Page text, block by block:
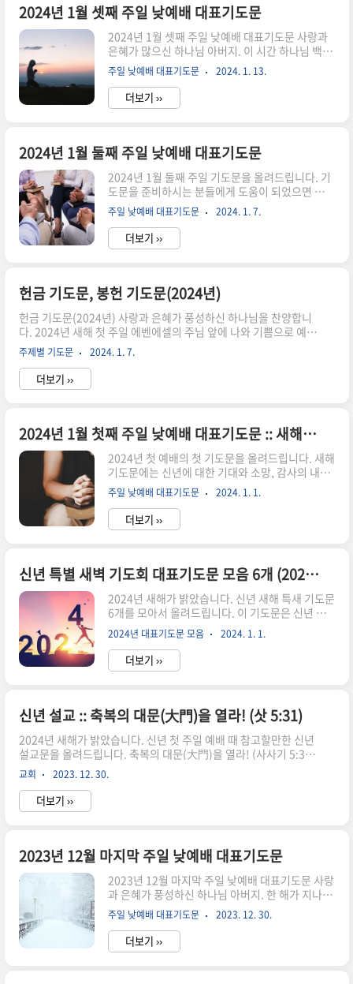
나님. 지난날들을 돌아보니 분주한 세상 일에 치여
하나님을 잊고 살 때가 많았고, 하나님의 말씀대로
살지 못하였음을 고백합니다. 하나님을 바라보기
보다 세상에 마음을 둘 때가 많았습니다. 이 시간 저
희의 죄와 허물을 회개하오니 연약한 저희들을 용
서하여 주시고 예수 그리스도의 보혈로 우리를 깨
끗하게 씻어주옵소서. 시간의 주인..
2024년 1월 셋째 주일 낮예배 대표기도문
2024년 1월 셋째 주일 낮예배 대표기도문 사랑과
은혜가 많으신 하나님 아버지. 이 시간 하나님 백성
들이 주님 전에 나와 찬송과 예배 드릴 수 있도록 인
도하여 주시니 주님께 감사를 올립니다. 주님, 지난
한 주간도 믿음이 부족하고 연약한 저희들을 세상
가운데서 지켜주셔서 감사합니다. 오늘 이 시간 드
대로 살아가게 하여 주시옵소서. 지난 한 주 동안 드
려진 특별새벽기도를 통하여 믿음을 회복하게 하여
주시고, 은혜와 감사가 넘치게 하심에 감사드립니
다. 연약해진 저희들의 심령에 성령이 강하게 임하
시어 올 한 해도 믿음으로 살아갈 수 있도록 결단케
하신 은혜에 감사드립니다. 선포된 말씀을 심비에
새겨 잊지 않게 하시..
주일 낮예배 대표기도문 2024. 1. 13.
더보기 ››
2024년 1월 둘째 주일 낮예배 대표기도문
2024년 1월 둘째 주일 기도문을 올려드립니다. 기
도문을 준비하시는 분들에게 도움이 되었으면 합니
다. 2024년 1월 둘째 주일 낮예배 대표기도문 우리
의 마음을 새롭게 하시는 하나님. 지난 한 주간도 불
꽃 같은 노동자로 지켜주시고 보호하여 주셨다가 1
월 둘째 주 주일을 맞이하여 주님의 성전에 모일 수
리의 예배를 기쁘게 받아주옵소서 날마다 새로운
힘과 은혜를 부어주시는 하나님 2024년이 시작된
지 벌써 2주가 지나갑니다. 우리의 마음이 무뎌지
지 않게 하시고 새해를 시작할 때의 감격과 결심으
로 올 한 해를 지내게 하옵소서. 크고 높으신 주님의
사랑 안에서 주님을 닮도록 노력하며 살아가는 한
주일 낮예배 대표기도문 2024. 1. 7.
더보기 ››
헌금 기도문, 봉헌 기도문(2024년)
헌금 기도문(2024년) 사랑과 은혜가 풍성하신 하나님을 찬양합니
다. 2024년 새해 첫 주일 에벤에셀의 주님 앞에 나와 기쁨으로 예배
드리게 하심 감사합니다. 이 시간 주님께 귀한 예물을 드립니다. 드
린 물질이 사용되는 곳마다 복음이 전파되고 영혼 구원의 기도가 이
루어지고 예수님의 사랑이 나타나기를 원합니다. 이 예물을 드리는
모든 손길들을 축복해 주시고 늘 강건하여 올 한 해에도 더 풍성한
예수 그리스도의 이름으로 기도합니다. 아멘.
주제별 기도문 2024. 1. 7.
더보기 ››
2024년 1월 첫째 주일 낮예배 대표기도문 :: 새해 기도문
2024년 첫 예배의 첫 기도문을 올려드립니다. 새해
기도문에는 신년에 대한 기대와 소망, 감사의 내용
을 적었습니다. 2024년 1월 첫째 주일 낮예배 대표
기도문 사랑의 하나님 아버지. 지난 한 해를 주의 은
혜 가운데 보내게 하시고 밝은 새해 첫 주일을 맞이
하게 하시고, 귀한 이 시간 하나님 앞에 나와 예배드
에도 하나님의 인도하심을 받기를 원합니다. 꿀송
이보다 더 달콤한 주님의 말씀 가운데 우리의 발걸
음을 맡기며 지혜롭고 명철한 자로서 주님의 자녀
답게 살아가는 저희 모두가 되게 하여 주시옵소서.
지나온 한 해 동안 내가 속한 공동체에서 어떤 모습
이었는가 살피는 저희가 되길 원합니다. 가정과 교
회와 사회 속..
주일 낮예배 대표기도문 2024. 1. 1.
더보기 ››
신년 특별 새벽 기도회 대표기도문 모음 6개 (2024년)
2024년 새해가 밝았습니다. 신년 새해 특새 기도문
6개를 모아서 올려드립니다. 이 기도문은 신년 주
일 대표기도문, 새해 첫 예배 대표기도문에도 활용
하실 수 있으니 기도문 작성에 도움이 되셨으면 합
니다. 특새 기도문-1 사랑과 은혜가 충만하신 아버
지 하나님. 이른 새벽 시간, 저희의 영과 육을 흔들
출발하는 특별새벽기도회를 올려드리오며 기도하
는 가운데 저희에게 주시는 주님 음성을 듣고자 합
니다. 차가운 바람을 뚫고 이곳에 모인 저희들은 각
가정에서 기도드리는 성도님들과 함께 복음을 향한
치면 저희는 말씀 안에 녹아질 것이며 부르심은 벌
2024년 대표기도문 모음 2024. 1. 1.
더보기 ››
신년 설교 :: 축복의 대문(大門)을 열라! (삿 5:31)
2024년 새해가 밝았습니다. 신년 첫 주일 예배 때 참고할만한 신년
설교문을 올려드립니다. 축복의 대문(大門)을 열라! (사사기 5:31)
2024년 새해 하나님의 은총과 축복을 기원합니다. 1월을 뜻하는 영
어 재뉴어리(January)는‘야누스의 달’로 야누스의 신(神)을 뜻하
는 라틴어에서 비롯됐습니다. 로마신화에서 야누스는 문과 대문(大
門)의 신을 말합니다. 그러니까 1월은 1년을 여는 문, 대문입니다.
구영신예배에 열어놓은 새해 대문으로 떠났던 물질과 건강이 돌아
오고 합격과 번창, 임신과 출산의 복들이 들어오기를 축원합니다.
집안의 우환과 걱정근심, 질병은 십자가의 ..
교회 2023. 12. 30.
더보기 ››
2023년 12월 마지막 주일 낮예배 대표기도문
2023년 12월 마지막 주일 낮예배 대표기도문 사랑
과 은혜가 풍성하신 하나님 아버지. 한 해가 지나도
록 지켜주시고 보호하며 인도하여 주심에 감사드립
니다. 온 세상 만물을 창조하시고 다스리시며 심판
하시는 하나님. 2023년 마지막 주일 예배를 드립니
다. 저희들은 쏜살같이 지나간 시간을 아쉬워하며
주일 낮예배 대표기도문 2023. 12. 30.
더보기 ››